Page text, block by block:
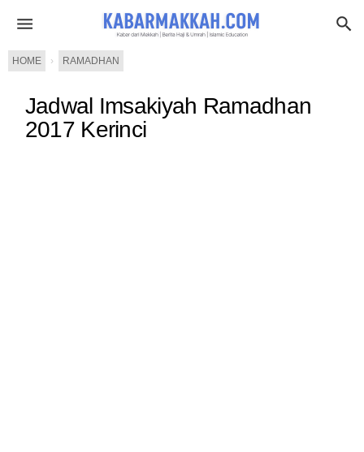
HOME › RAMADHAN
Jadwal Imsakiyah Ramadhan
2017 Kerinci